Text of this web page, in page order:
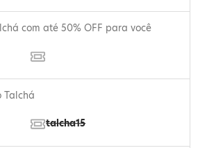
com até 50% OFF para você
Talchá
talcha15